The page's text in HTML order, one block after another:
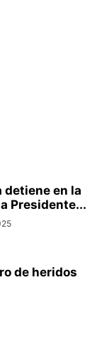
detiene en la
Presidente...
de heridos